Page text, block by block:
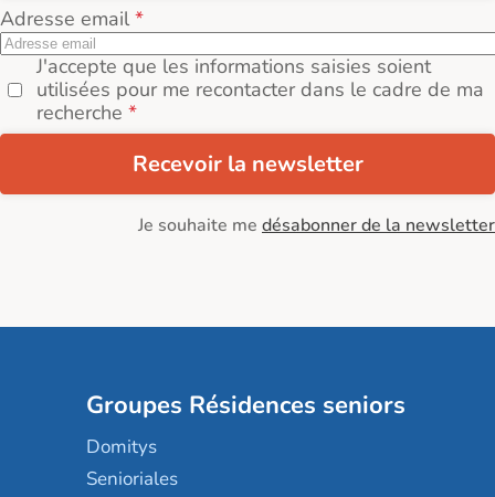
Adresse email
J'accepte que les informations saisies soient
utilisées pour me recontacter dans le cadre de ma
recherche
Recevoir la newsletter
Je souhaite me désabonner de la newsletter
Groupes Résidences seniors
Domitys
Senioriales